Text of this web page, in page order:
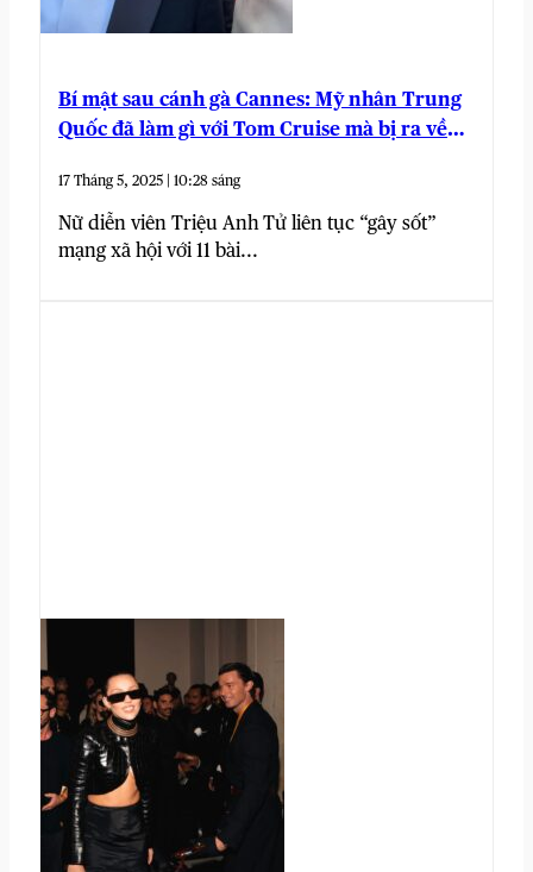
Bí mật sau cánh gà Cannes: Mỹ nhân Trung
Quốc đã làm gì với Tom Cruise mà bị ra về
17 Tháng 5, 2025 | 10:28 sáng
Nữ diễn viên Triệu Anh Tử liên tục “gây sốt”
mạng xã hội với 11 bài...